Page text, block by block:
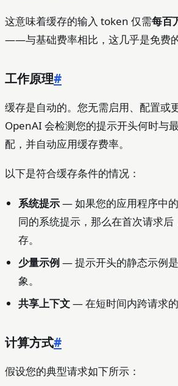
这意味着缓存的输入 token 仅需每百
——与基础费率相比，这几乎是免费的
工作原理#
缓存是自动的。您无需启用、配置或
OpenAI 会检测您的提示开头何时与
配，并自动应用缓存费率。
以下是符合缓存条件的情况：
系统提示— 如果您的应用程序中
同的系统提示，那么在首次请求
存。
少量示例— 提示开头的静态示例
象。
共享上下文— 在短时间内跨请求的
计算方式#
假设您的典型请求如下所示：